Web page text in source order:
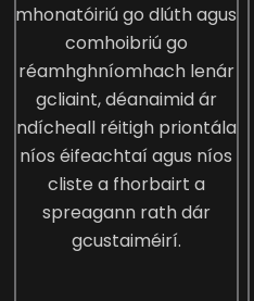
mhonatóiriú go dlúth agus
comhoibriú go
réamhghníomhach lenár
gcliaint, déanaimid ár
ndícheall réitigh priontála
níos éifeachtaí agus níos
cliste a fhorbairt a
spreagann rath dár
gcustaiméirí.